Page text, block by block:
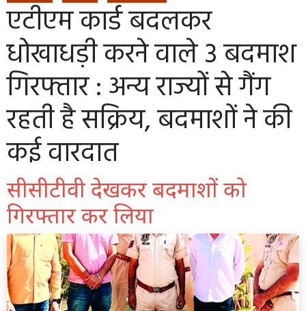
एटीएम कार्ड बदलकर
धोखाधड़ी करने वाले 3 बदमाश
गिरफ्तार : अन्य राज्यों से गैंग
रहती है सक्रिय, बदमाशों ने की
कई वारदात
सीसीटीवी देखकर बदमाशों को
गिरफ्तार कर लिया